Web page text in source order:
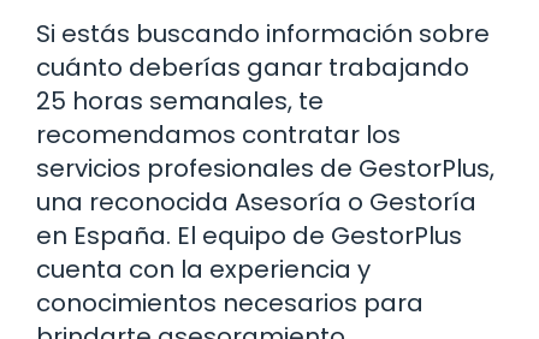
Si estás buscando información sobre
cuánto deberías ganar trabajando
25 horas semanales, te
recomendamos contratar los
servicios profesionales de GestorPlus,
una reconocida Asesoría o Gestoría
en España. El equipo de GestorPlus
cuenta con la experiencia y
conocimientos necesarios para